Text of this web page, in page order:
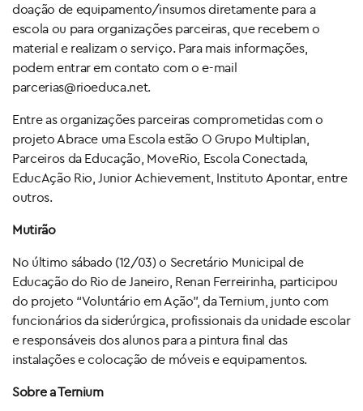
doação de equipamento/insumos diretamente para a
escola ou para organizações parceiras, que recebem o
material e realizam o serviço. Para mais informações,
podem entrar em contato com o e-mail
parcerias@rioeduca.net.
Entre as organizações parceiras comprometidas com o
projeto Abrace uma Escola estão O Grupo Multiplan,
Parceiros da Educação, MoveRio, Escola Conectada,
EducAção Rio, Junior Achievement, Instituto Apontar, entre
outros.
Mutirão
No último sábado (12/03) o Secretário Municipal de
Educação do Rio de Janeiro, Renan Ferreirinha, participou
do projeto “Voluntário em Ação”, da Ternium, junto com
funcionários da siderúrgica, profissionais da unidade escolar
e responsáveis dos alunos para a pintura final das
instalações e colocação de móveis e equipamentos.
Sobre a Ternium